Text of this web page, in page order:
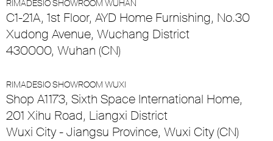
RIMADESIO SHOWROOM WUHAN
C1-21A, 1st Floor, AYD Home Furnishing, No.30
Xudong Avenue, Wuchang District
430000, Wuhan (CN)
RIMADESIO SHOWROOM WUXI
Shop A1173, Sixth Space International Home,
201 Xihu Road, Liangxi District
Wuxi City - Jiangsu Province, Wuxi City (CN)